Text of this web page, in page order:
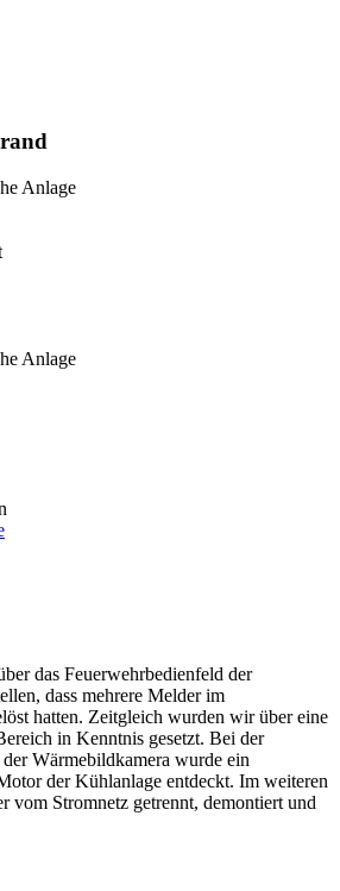
Anlage
Anlage
das Feuerwehrbedienfeld der
dass mehrere Melder im
hatten. Zeitgleich wurden wir über eine
in Kenntnis gesetzt. Bei der
Wärmebildkamera wurde ein
der Kühlanlage entdeckt. Im weiteren
vom Stromnetz getrennt, demontiert und